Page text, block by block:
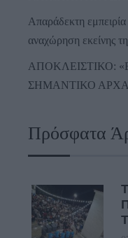
Απαράδεκτη
αναχώρηση εκείνης
ΑΠΟΚΛΕΙΣΤΙΚΟ:
ΣΗΜΑΝΤΙΚΟ
Πρόσφατα